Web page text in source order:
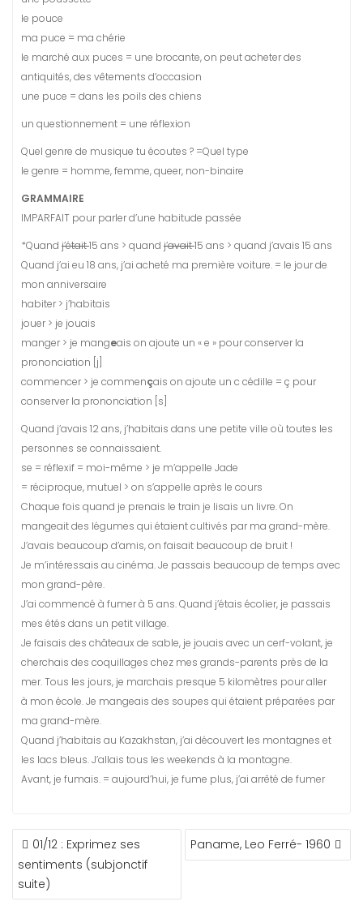
le pouce
ma puce = ma chérie
le marché aux puces = une brocante, on peut acheter des
antiquités, des vêtements d’occasion
une puce = dans les poils des chiens
un questionnement = une réflexion
Quel genre de musique tu écoutes ? =Quel type
le genre = homme, femme, queer, non-binaire
GRAMMAIRE
IMPARFAIT pour parler d’une habitude passée
*Quand j’était15 ans > quand j’avait15 ans > quand j’avais 15 ans
Quand j’ai eu 18 ans, j’ai acheté ma première voiture. = le jour de
mon anniversaire
habiter > j’habitais
jouer > je jouais
manger > je mangeais on ajoute un « e » pour conserver la
prononciation [j]
commencer > je commençais on ajoute un c cédille = ç pour
conserver la prononciation [s]
Quand j’avais 12 ans, j’habitais dans une petite ville où toutes les
personnes se connaissaient.
se = réflexif = moi-même > je m’appelle Jade
= réciproque, mutuel > on s’appelle après le cours
Chaque fois quand je prenais le train je lisais un livre. On
mangeait des légumes qui étaient cultivés par ma grand-mère.
J’avais beaucoup d’amis, on faisait beaucoup de bruit !
Je m’intéressais au cinéma. Je passais beaucoup de temps avec
mon grand-père.
J’ai commencé à fumer à 5 ans. Quand j’étais écolier, je passais
mes étés dans un petit village.
Je faisais des châteaux de sable, je jouais avec un cerf-volant, je
cherchais des coquillages chez mes grands-parents près de la
mer. Tous les jours, je marchais presque 5 kilomètres pour aller
à mon école. Je mangeais des soupes qui étaient préparées par
ma grand-mère.
Quand j’habitais au Kazakhstan, j’ai découvert les montagnes et
les lacs bleus. J’allais tous les weekends à la montagne.
Avant, je fumais. = aujourd’hui, je fume plus, j’ai arrêté de fumer
NAVIGATION
DE
L’ARTICLE
01/12 : Exprimez ses
sentiments (subjonctif
suite)
Paname, Leo Ferré- 1960